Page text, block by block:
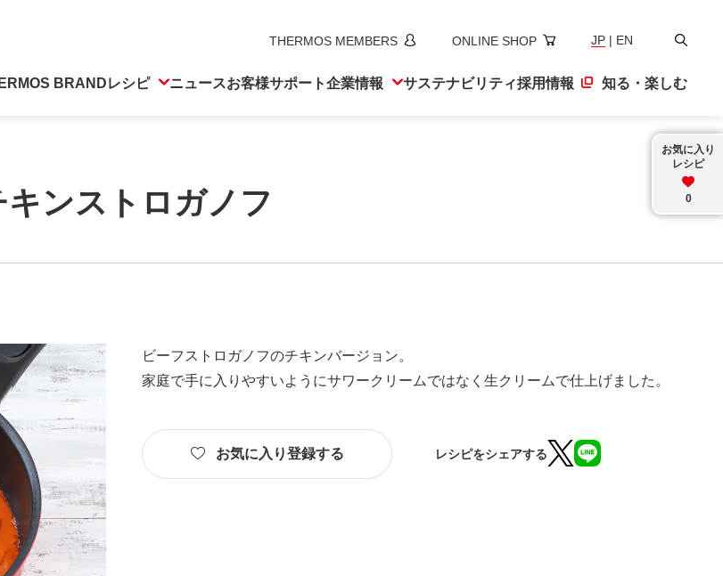
THERMOS MEMBERS ONLINE SHOP JP | EN
検
BRANDレシピ ニュースお客様サポート企業情報 サステナビリティ採用情報 知る・楽しむ
キンストロガノフ
お気に入り
レシピ
0
ビーフストロガノフのチキンバージョン。
家庭で手に入りやすいようにサワークリームではなく生クリームで仕上げました。
お気に入り登録する レシピをシェアする